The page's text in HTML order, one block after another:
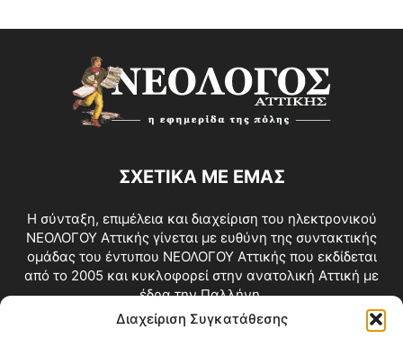
Διαχείριση Συγκατάθεσης
ΣΧΕΤΙΚΑ ΜΕ ΕΜΑΣ
Η σύνταξη, επιμέλεια και διαχείριση του ηλεκτρονικού
ΝΕΟΛΟΓΟΥ Αττικής γίνεται με ευθύνη της συντακτικής
ομάδας του έντυπου ΝΕΟΛΟΓΟΥ Αττικής που εκδίδεται
από το 2005 και κυκλοφορεί στην ανατολική Αττική με
έδρα την Παλλήνη.
Επικοινωνία:info@neologosattikis.gr